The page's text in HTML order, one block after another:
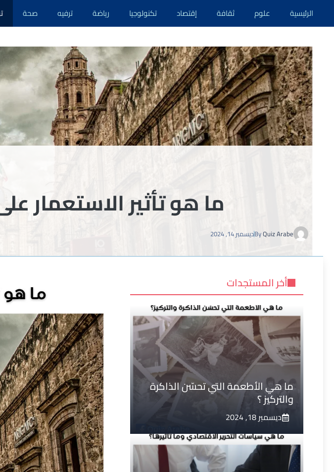
الرئيسية علوم ثقافة إقتصاد تكنولوجيا رياضة ترفيه صحة
ما هو تأثير الاستعمار
ByQuiz Arabe ديسمبر 14, 2024
أخر المستجدات
ما هي الأطعمة التي تحسّن الذاكرة
والتركيز ؟
ديسمبر 18, 2024